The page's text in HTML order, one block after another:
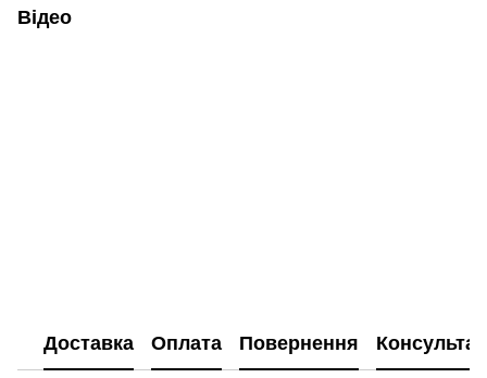
Відео
Доставка Оплата Повернення